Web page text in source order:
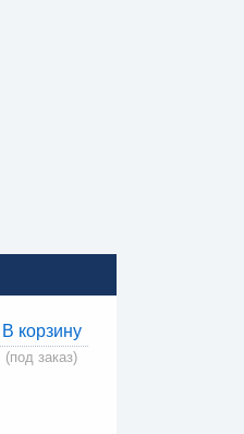
В корзину
(под заказ)